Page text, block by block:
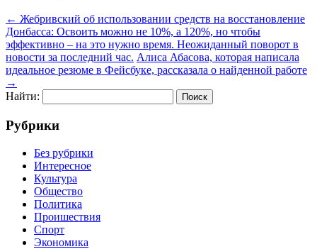
← Жебривский об использовании средств на восстановление
Донбасса: Освоить можно не 10%, а 120%, но чтобы
эффективно – на это нужно время. Неожиданный поворот в
новости за последний час. Алиса Абасова, которая написала
идеальное резюме в Фейсбуке, рассказала о найденной работе
→
Найти:
Рубрики
Без рубрики
Интересное
Культура
Общество
Политика
Проишествия
Спорт
Экономика